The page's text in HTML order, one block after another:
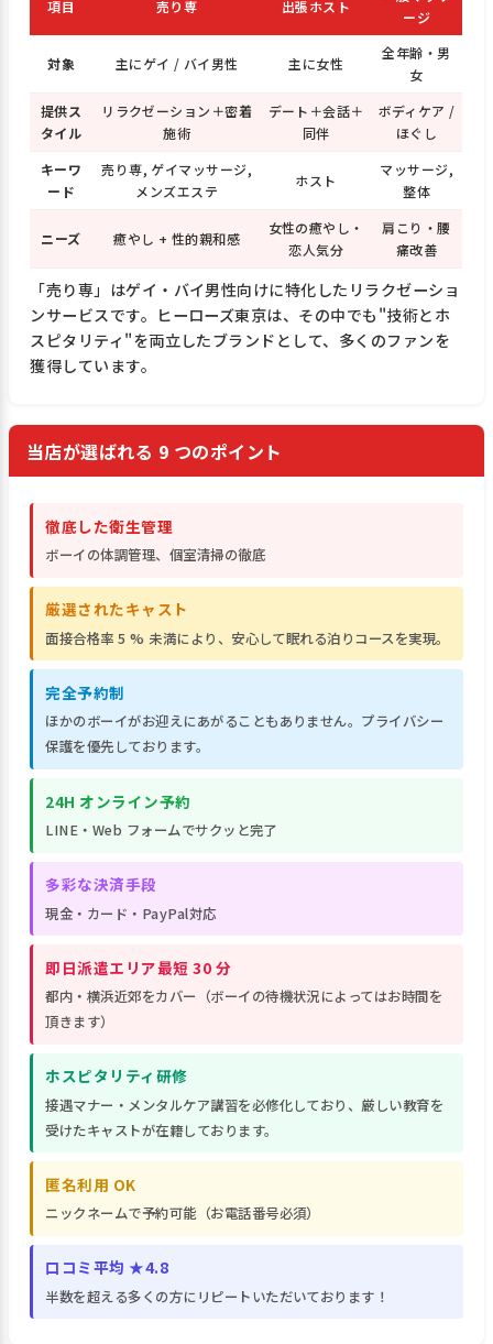
項目 売り専 出張ホスト
ージ
対象 主にゲイ / バイ男性 主に女性
全年齢・男
女
提供ス
タイル
リラクゼーション＋密着
施術
デート＋会話＋
同伴
ボディケア /
ほぐし
キーワ
ード
売り専, ゲイマッサージ,
メンズエステ
ホスト
マッサージ,
整体
ニーズ 癒やし + 性的親和感
女性の癒やし・
恋人気分
肩こり・腰
痛改善
「売り専」はゲイ・バイ男性向けに特化したリラクゼーショ
ンサービスです。ヒーローズ東京は、その中でも"技術とホ
スピタリティ"を両立したブランドとして、多くのファンを
獲得しています。
当店が選ばれる 9 つのポイント
徹底した衛生管理
ボーイの体調管理、個室清掃の徹底
厳選されたキャスト
面接合格率 5 % 未満により、安心して眠れる泊りコースを実現。
完全予約制
ほかのボーイがお迎えにあがることもありません。プライバシー
保護を優先しております。
24H オンライン予約
LINE・Web フォームでサクッと完了
多彩な決済手段
現金・カード・PayPal対応
即日派遣エリア最短 30 分
都内・横浜近郊をカバー（ボーイの待機状況によってはお時間を
頂きます）
ホスピタリティ研修
接遇マナー・メンタルケア講習を必修化しており、厳しい教育を
受けたキャストが在籍しております。
匿名利用 OK
ニックネームで予約可能（お電話番号必須）
口コミ平均 ★4.8
半数を超える多くの方にリピートいただいております！